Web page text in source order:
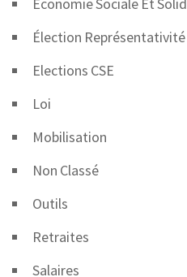
Élection Représentativité
Elections CSE
Loi
Mobilisation
Non Classé
Outils
Retraites
Salaires